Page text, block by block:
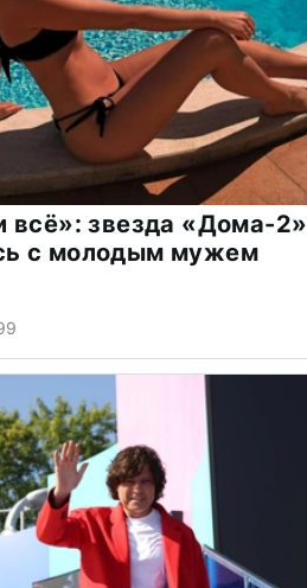
всё»: звезда «Дома-2»
с молодым мужем